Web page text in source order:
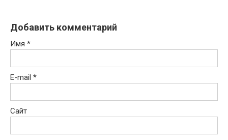
Добавить комментарий
Имя *
E-mail *
Сайт